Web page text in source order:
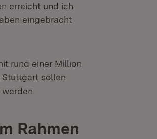
erreicht und ich
eingebracht
rund einer Million
Stuttgart sollen
Rahmen